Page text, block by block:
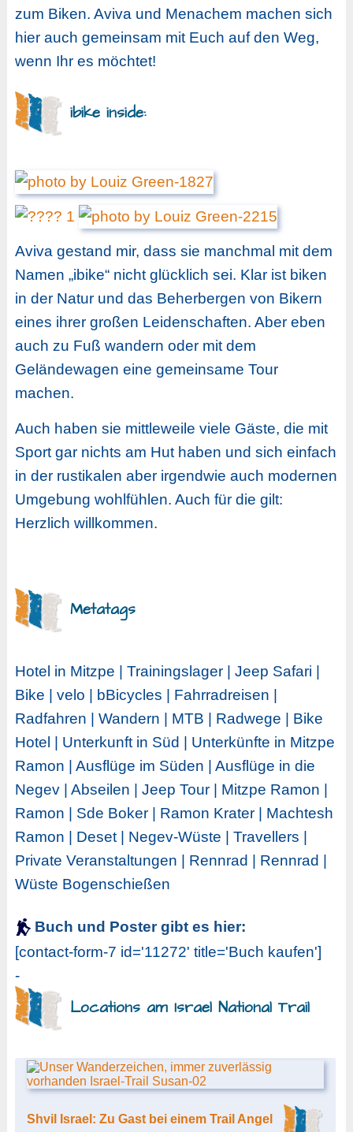
zum Biken. Aviva und Menachem machen sich
hier auch gemeinsam mit Euch auf den Weg,
wenn Ihr es möchtet!
ibike inside:
Aviva gestand mir, dass sie manchmal mit dem
Namen „ibike“ nicht glücklich sei. Klar ist biken
in der Natur und das Beherbergen von Bikern
eines ihrer großen Leidenschaften. Aber eben
auch zu Fuß wandern oder mit dem
Geländewagen eine gemeinsame Tour
machen.
Auch haben sie mittleweile viele Gäste, die mit
Sport gar nichts am Hut haben und sich einfach
in der rustikalen aber irgendwie auch modernen
Umgebung wohlfühlen. Auch für die gilt:
Herzlich willkommen.
Metatags
Hotel in Mitzpe | Trainingslager | Jeep Safari |
Bike | velo | bBicycles | Fahrradreisen |
Radfahren | Wandern | MTB | Radwege | Bike
Hotel | Unterkunft in Süd | Unterkünfte in Mitzpe
Ramon | Ausflüge im Süden | Ausflüge in die
Negev | Abseilen | Jeep Tour | Mitzpe Ramon |
Ramon | Sde Boker | Ramon Krater | Machtesh
Ramon | Deset | Negev-Wüste | Travellers |
Private Veranstaltungen | Rennrad | Rennrad |
Wüste Bogenschießen
Buch und Poster gibt es hier:
[contact-form-7 id='11272' title='Buch kaufen']
-
Locations am Israel National Trail
Shvil Israel: Zu Gast bei einem Trail Angel